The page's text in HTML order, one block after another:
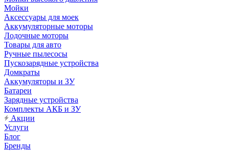
Мойки
Аксессуары для моек
Аккумуляторные моторы
Лодочные моторы
Товары для авто
Ручные пылесосы
Пускозарядные устройства
Домкраты
Аккумуляторы и ЗУ
Батареи
Зарядные устройства
Комплекты АКБ и ЗУ
Акции
Услуги
Блог
Бренды